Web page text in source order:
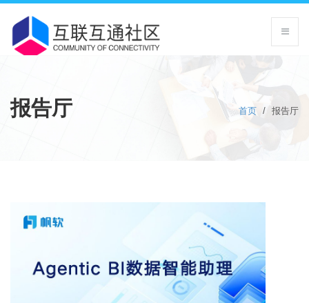
报告厅 首页 / 报告厅